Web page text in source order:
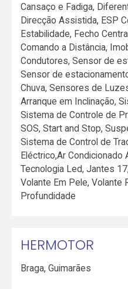
Cansaço e Fadiga,
Direcção Assistida, ESP
Estabilidade, Fecho
Comando a Distância,
Condutores, Sensor de
Sensor de
Chuva, Sensores de
Arranque em Inclinação,
Sistema de Controle de
SOS, Start and Stop,
Sistema de Control de
Eléctrico,Ar Condicionado
Tecnologia Led, Jantes
Volante Em Pele, Volante
Profundidade
HERMOTOR
Braga,Guimarães